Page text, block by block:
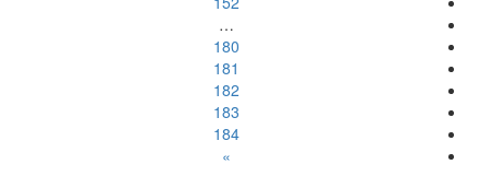
…
180
181
182
183
184
»